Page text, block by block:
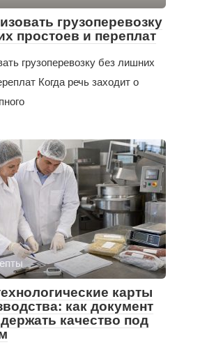
грузоперевозку
простоев и переплат
грузоперевозку без лишних
Когда речь заходит о
карты
как документ
качество под